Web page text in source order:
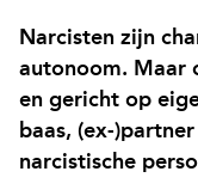
Narcisten zijn
autonoom. Maar
en gericht op
baas, (ex-
narcistische